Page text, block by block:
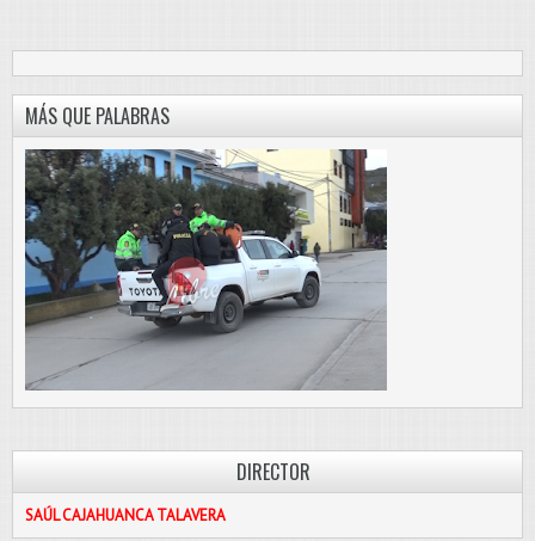
MÁS QUE PALABRAS
DIRECTOR
SAÚL CAJAHUANCA TALAVERA